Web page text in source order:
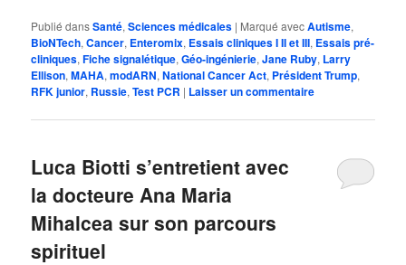
Publié dansSanté,Sciences médicales | Marqué avecAutisme,
BioNTech,Cancer, Enteromix, Essais cliniques I II et III, Essais pré-
cliniques,Fiche signalétique,Géo-ingénierie,Jane Ruby, Larry
Ellison,MAHA,modARN,National Cancer Act, Président Trump,
RFK junior, Russie,Test PCR | Laisser un commentaire
Luca Biotti s’entretient avec
la docteure Ana Maria
Mihalcea sur son parcours
spirituel